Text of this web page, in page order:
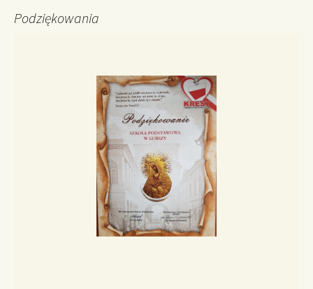
Podziękowania